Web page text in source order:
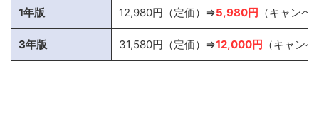
1年版 12,980円（定価）⇒5,980円 （キャンペ
3年版 31,580円（定価）⇒12,000円 （キャン